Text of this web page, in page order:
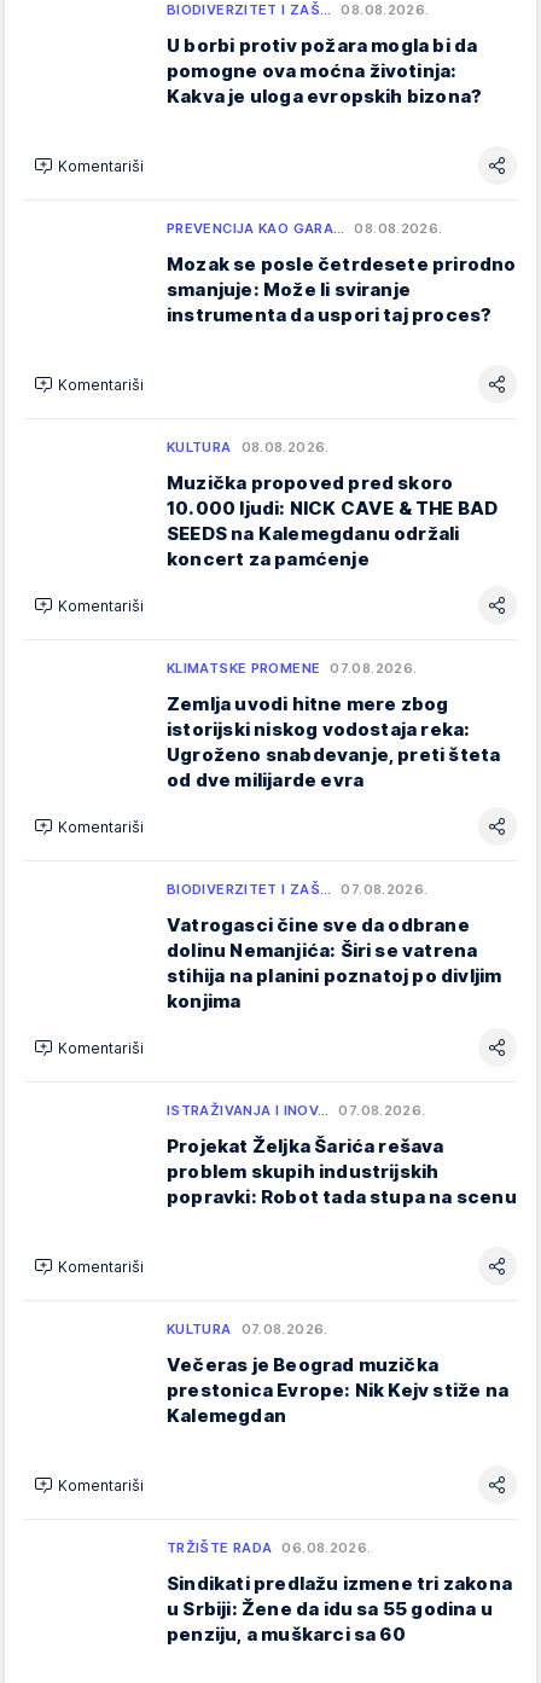
BIODIVERZITET I ZAŠ… 08.08.2026.
U borbi protiv požara mogla bi da
pomogne ova moćna životinja:
Kakva je uloga evropskih bizona?
Komentariši
PREVENCIJA KAO GARA… 08.08.2026.
Mozak se posle četrdesete prirodno
smanjuje: Može li sviranje
instrumenta da uspori taj proces?
Komentariši
KULTURA 08.08.2026.
Muzička propoved pred skoro
10.000 ljudi: NICK CAVE & THE BAD
SEEDS na Kalemegdanu održali
koncert za pamćenje
Komentariši
KLIMATSKE PROMENE 07.08.2026.
Zemlja uvodi hitne mere zbog
istorijski niskog vodostaja reka:
Ugroženo snabdevanje, preti šteta
od dve milijarde evra
Komentariši
BIODIVERZITET I ZAŠ… 07.08.2026.
Vatrogasci čine sve da odbrane
dolinu Nemanjića: Širi se vatrena
stihija na planini poznatoj po divljim
konjima
Komentariši
ISTRAŽIVANJA I INOV… 07.08.2026.
Projekat Željka Šarića rešava
problem skupih industrijskih
popravki: Robot tada stupa na scenu
Komentariši
KULTURA 07.08.2026.
Večeras je Beograd muzička
prestonica Evrope: Nik Kejv stiže na
Kalemegdan
Komentariši
TRŽIŠTE RADA 06.08.2026.
Sindikati predlažu izmene tri zakona
u Srbiji: Žene da idu sa 55 godina u
penziju, a muškarci sa 60